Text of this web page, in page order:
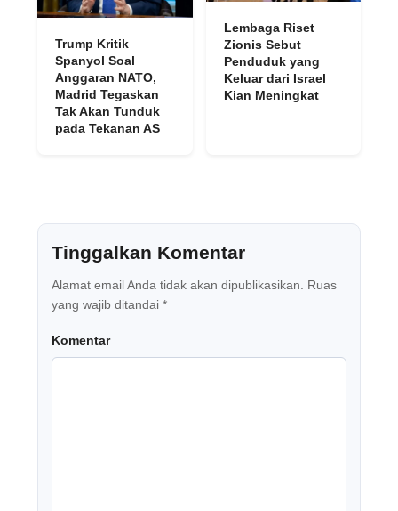
Trump Kritik
Spanyol Soal
Anggaran NATO,
Madrid Tegaskan
Tak Akan Tunduk
pada Tekanan AS
Lembaga Riset
Zionis Sebut
Penduduk yang
Keluar dari Israel
Kian Meningkat
Tinggalkan Komentar
Alamat email Anda tidak akan dipublikasikan.
Ruas
yang wajib ditandai *
Komentar